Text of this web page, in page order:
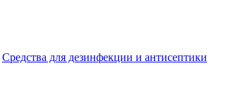
Средства для дезинфекции и антисептики